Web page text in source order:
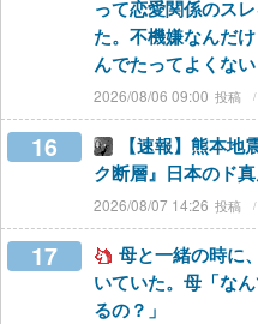
って恋愛関係のス
た。不機嫌なんだ
んでたってよくない
2026/08/06 09:00
16
【速報】熊本
ク断層』日本のド
2026/08/07 14:26
17
母と一緒の時に
いていた。母「な
るの？」